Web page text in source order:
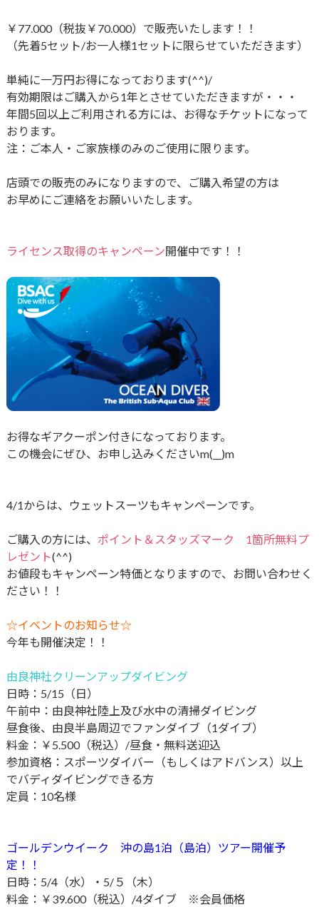
￥77.000（税抜￥70.000）で販売いたします！！
（先着5セット/お一人様1セットに限らせていただきます）
単純に一万円お得になっております(^^)/
有効期限はご購入から1年とさせていただきますが・・・
年間5回以上ご利用される方には、お得なチケットになって
おります。
注：ご本人・ご家族様のみのご使用に限ります。
店頭での販売のみになりますので、ご購入希望の方は
お早めにご連絡をお願いいたします。
ライセンス取得のキャンペーン開催中です！！
お得なギアクーポン付きになっております。
この機会にぜひ、お申し込みくださいm(__)m
4/1からは、ウェットスーツもキャンペーンです。
ご購入の方には、 ポイント＆スタッズマーク 1箇所無料プ
レゼント(^^)
お値段もキャンペーン特価となりますので、お問い合わせく
ださい！！
☆イベントのお知らせ☆
今年も開催決定！！
由良神社クリーンアップダイビング
日時：5/15（日）
午前中：由良神社陸上及び水中の清掃ダイビング
昼食後、由良半島周辺でファンダイブ（1ダイブ）
料金：￥5.500（税込）/昼食・無料送迎込
参加資格：スポーツダイバー（もしくはアドバンス）以上
でバディダイビングできる方
定員：10名様
ゴールデンウイーク 沖の島1泊（島泊）ツアー開催予
定！！
日時：5/4（水）・5/５（木）
料金：￥39.600（税込）/4ダイブ ※会員価格